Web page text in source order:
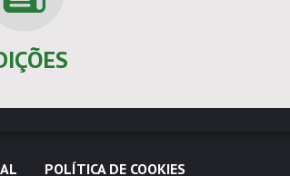
POLÍTICA DE COOKIES